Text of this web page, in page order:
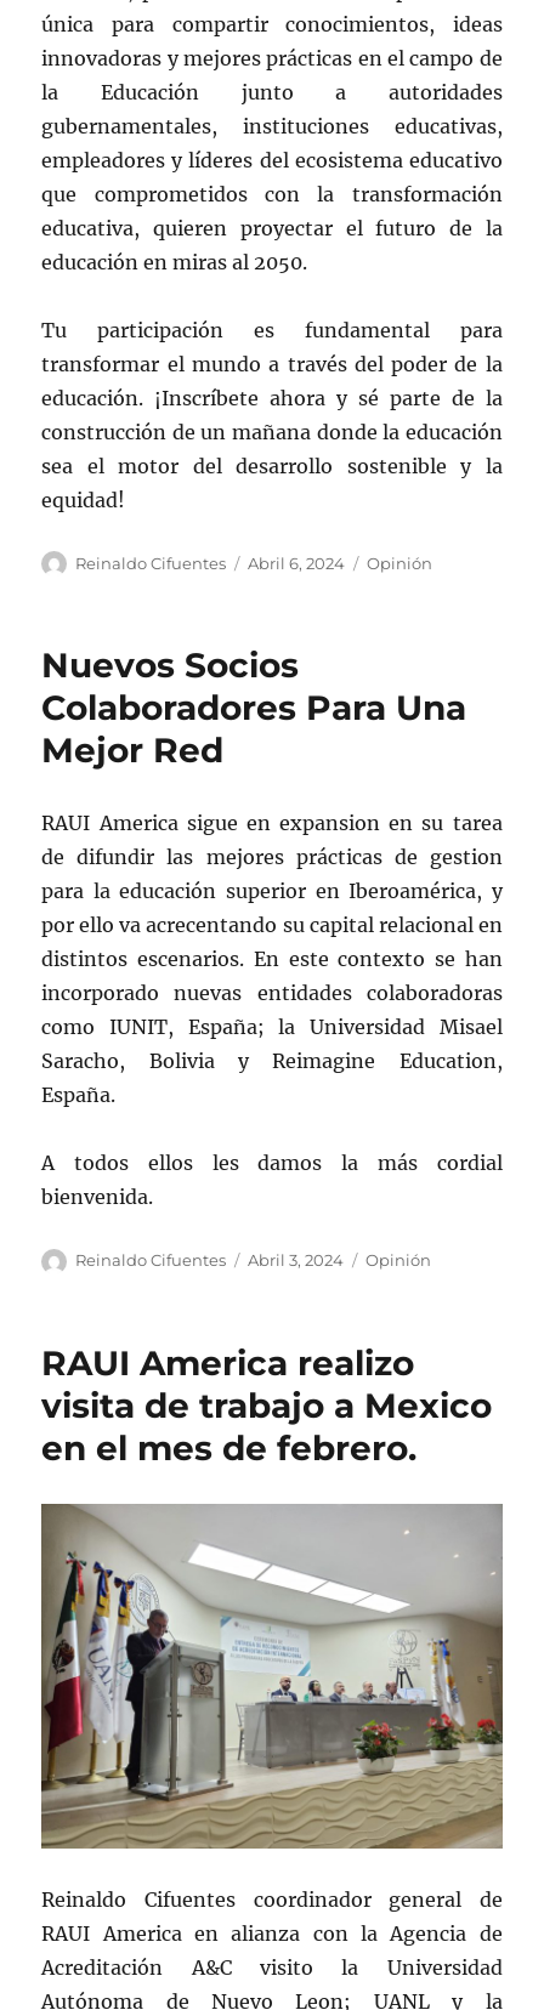
única para compartir conocimientos, ideas
innovadoras y mejores prácticas en el campo de
la Educación junto a autoridades
gubernamentales, instituciones educativas,
empleadores y líderes del ecosistema educativo
que comprometidos con la transformación
educativa, quieren proyectar el futuro de la
educación en miras al 2050.
Tu participación es fundamental para
transformar el mundo a través del poder de la
educación. ¡Inscríbete ahora y sé parte de la
construcción de un mañana donde la educación
sea el motor del desarrollo sostenible y la
equidad!
Autor
Reinaldo Cifuentes
Publicado
Abril 6, 2024 Categorías
Opinión
Nuevos Socios
Colaboradores Para Una
Mejor Red
RAUI America sigue en expansion en su tarea
de difundir las mejores prácticas de gestion
para la educación superior en Iberoamérica, y
por ello va acrecentando su capital relacional en
distintos escenarios. En este contexto se han
incorporado nuevas entidades colaboradoras
como IUNIT, España; la Universidad Misael
Saracho, Bolivia y Reimagine Education,
España.
A todos ellos les damos la más cordial
bienvenida.
Autor
Reinaldo Cifuentes
Publicado
Abril 3, 2024 Categorías
Opinión
RAUI America realizo
visita de trabajo a Mexico
en el mes de febrero.
Reinaldo Cifuentes coordinador general de
RAUI America en alianza con la Agencia de
Acreditación A&C visito la Universidad
Autónoma de Nuevo Leon; UANL y la